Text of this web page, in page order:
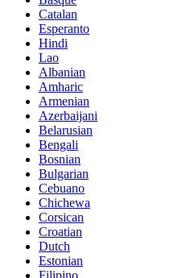
Catalan
Esperanto
Hindi
Lao
Albanian
Amharic
Armenian
Azerbaijani
Belarusian
Bengali
Bosnian
Bulgarian
Cebuano
Chichewa
Corsican
Croatian
Dutch
Estonian
Filipino